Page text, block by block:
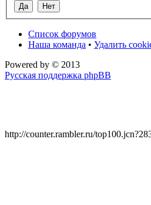
Список форумов
Наша команда • Удалить
Powered by © 2013
Русская поддержка phpBB
http://counter.rambler.ru/